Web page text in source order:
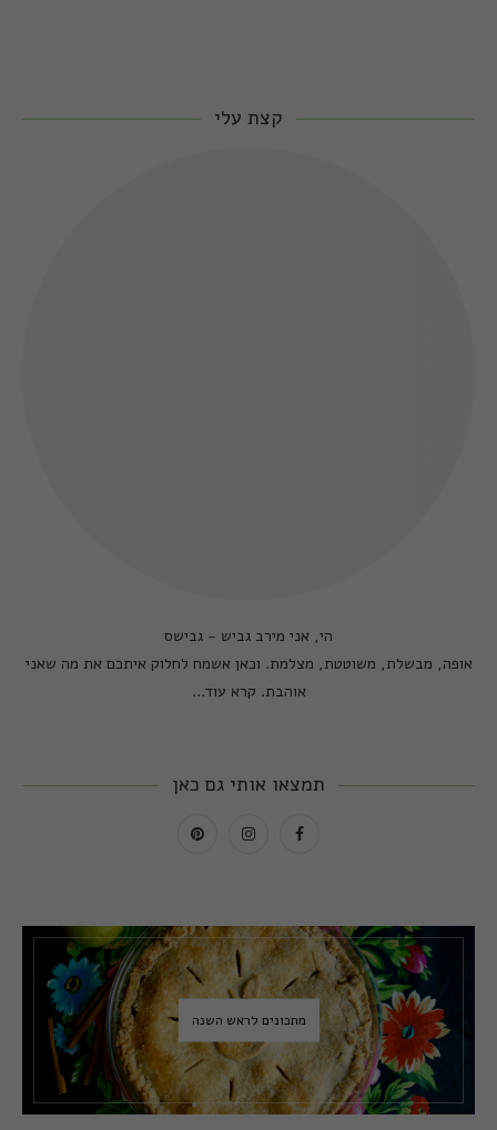
קצת עלי
הי, אני מירב גביש - גבישס
אופה, מבשלת, משוטטת, מצלמת. וכאן אשמח לחלוק איתכם את מה שאני
אוהבת. קרא עוד...
תמצאו אותי גם כאן
מתכונים לראש השנה